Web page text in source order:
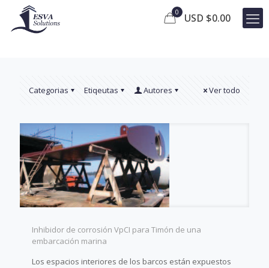
0 USD $0.00
Categorias Etiqeutas Autores Ver todo
Inhibidor de corrosión VpCI para Timón de una
embarcación marina
Los espacios interiores de los barcos están expuestos